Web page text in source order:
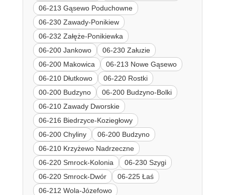
06-213 Gąsewo Poduchowne
06-230 Zawady-Ponikiew
06-232 Załęże-Ponikiewka
06-200 Jankowo
06-230 Załuzie
06-200 Makowica
06-213 Nowe Gąsewo
06-210 Dłutkowo
06-220 Rostki
00-200 Budzyno
06-200 Budzyno-Bolki
06-210 Zawady Dworskie
06-216 Biedrzyce-Koziegłowy
06-200 Chyliny
06-200 Budzyno
06-210 Krzyżewo Nadrzeczne
06-220 Smrock-Kolonia
06-230 Szygi
06-220 Smrock-Dwór
06-225 Łaś
06-212 Wola-Józefowo